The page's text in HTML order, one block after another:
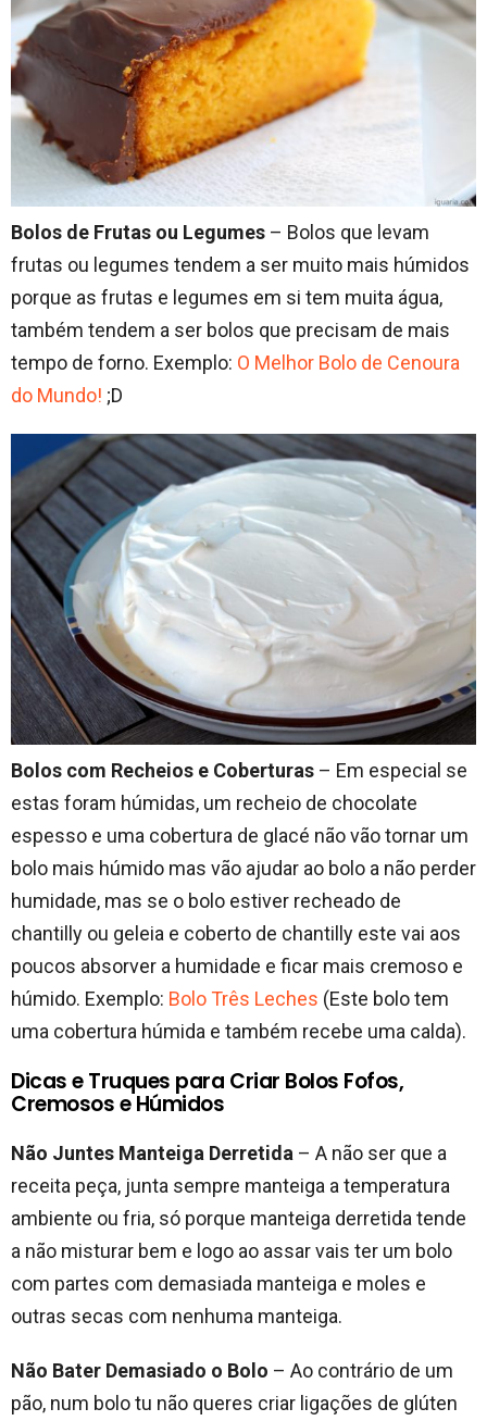
Bolos de Frutas ou Legumes – Bolos que levam
frutas ou legumes tendem a ser muito mais húmidos
porque as frutas e legumes em si tem muita água,
também tendem a ser bolos que precisam de mais
tempo de forno. Exemplo: O Melhor Bolo de Cenoura
do Mundo! ;D
Bolos com Recheios e Coberturas – Em especial se
estas foram húmidas, um recheio de chocolate
espesso e uma cobertura de glacé não vão tornar um
bolo mais húmido mas vão ajudar ao bolo a não perder
humidade, mas se o bolo estiver recheado de
chantilly ou geleia e coberto de chantilly este vai aos
poucos absorver a humidade e ficar mais cremoso e
húmido. Exemplo: Bolo Três Leches (Este bolo tem
uma cobertura húmida e também recebe uma calda).
Dicas e Truques para Criar Bolos Fofos,
Cremosos e Húmidos
Não Juntes Manteiga Derretida – A não ser que a
receita peça, junta sempre manteiga a temperatura
ambiente ou fria, só porque manteiga derretida tende
a não misturar bem e logo ao assar vais ter um bolo
com partes com demasiada manteiga e moles e
outras secas com nenhuma manteiga.
Não Bater Demasiado o Bolo – Ao contrário de um
pão, num bolo tu não queres criar ligações de glúten